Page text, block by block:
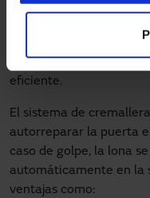
es
autorreparablesse
eficiente.
El sistema de
autorreparar la puerta
caso de golpe, la lona
automáticamente en la
ventajas como: